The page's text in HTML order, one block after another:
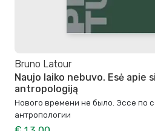
Bruno Latour
Naujo laiko nebuvo. Esė apie
antropologiją
Нового времени не было. Эссе по
антропологии